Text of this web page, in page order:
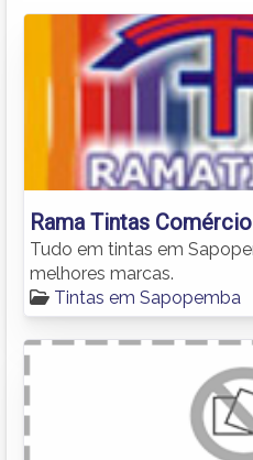
Rama Tintas
Tudo em tintas em
melhores marcas.
Tintas em Sapopemba